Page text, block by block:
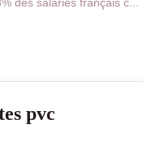
pvc